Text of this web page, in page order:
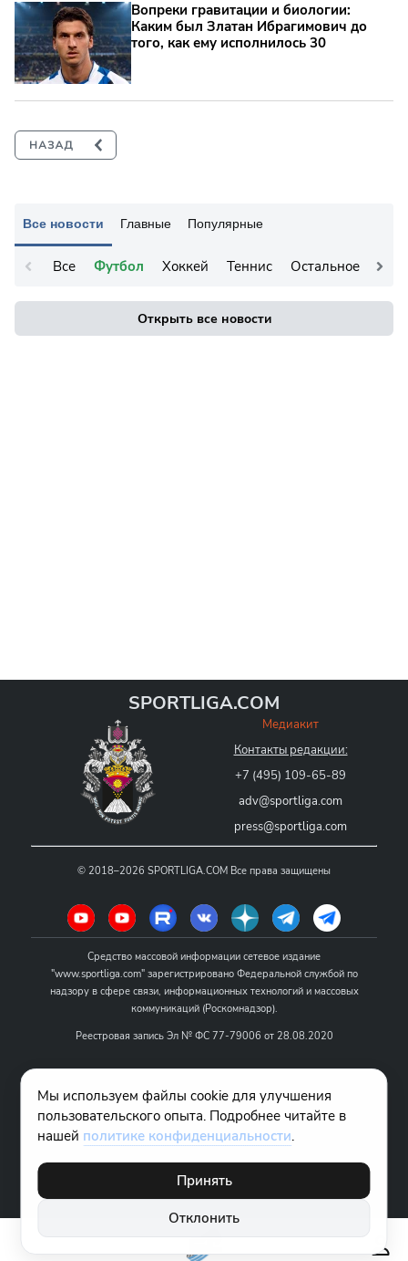
Все новости Главные Популярные
Все Футбол Хоккей Теннис Остальное
Открыть все новости
Вопреки гравитации и биологии:
Каким был Златан Ибрагимович до
того, как ему исполнилось 30
SPORTLIGA.COM
Медиакит
Контакты редакции:
+7 (495) 109-65-89
adv@sportliga.com
press@sportliga.com
© 2018–2026 SPORTLIGA.COM Все права защищены
Средство массовой информации сетевое издание
"www.sportliga.com" зарегистрировано Федеральной службой по
надзору в сфере связи, информационных технологий и массовых
коммуникаций (Роскомнадзор).
Реестровая запись Эл № ФС 77-79006 от 28.08.2020
Учредитель СМИ сетевого издания "www.sportliga.com": ИП Чамин
О.Н.
Главный редактор СМИ сетевого издания "www.sportliga.com":
Хаимов Д.И.
18+
Мы используем файлы cookie для улучшения
пользовательского опыта. Подробнее читайте в
нашей политике конфиденциальности.
Принять
Отклонить